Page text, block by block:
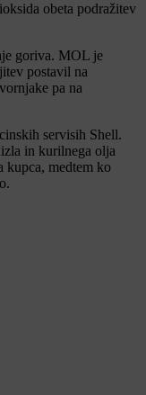
obeta podražitev
goriva. MOL je
postavil na
pa na
servisih Shell.
in kurilnega olja
kupca, medtem ko